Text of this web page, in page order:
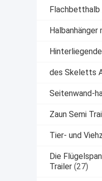
Flachbetthalb
des Skeletts
Seitenwand-
Zaun Semi
Tier- und
Die
Trailer (27)